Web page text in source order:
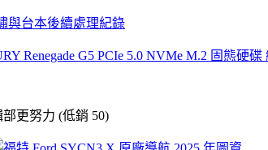
與台本後續處理紀錄
Renegade G5 PCIe 5.0 NVMe M.2 固態硬
更努力 (低銷 50)